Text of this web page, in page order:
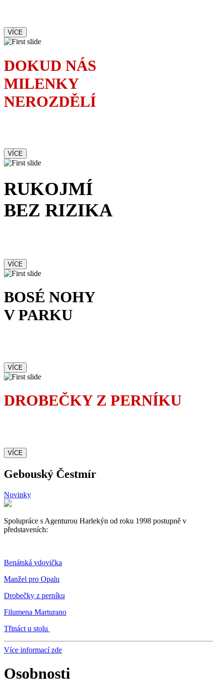
VÍCE
DOKUD NÁS
MILENKY
NEROZDĚLÍ
VÍCE
RUKOJMÍ
BEZ RIZIKA
VÍCE
BOSÉ NOHY
V PARKU
VÍCE
DROBEČKY Z PERNÍKU
VÍCE
Gebouský Čestmír
Novinky
Spolupráce s Agenturou Harlekýn od roku 1998 postupně v
představeních:
Benátská vdovička
Manžel pro Opalu
Drobečky z perníku
Filumena Marturano
Třináct u stolu
Více informací zde
Osobnosti